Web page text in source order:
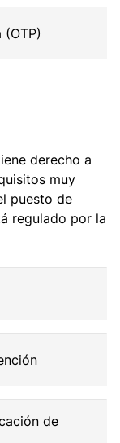
derecho a
muy
puesto de
regulado por la
de